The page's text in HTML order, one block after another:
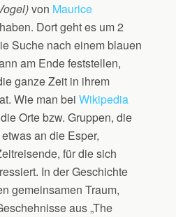
von Maurice
Dort geht es um 2
Suche nach einem blauen
am Ende feststellen,
ganze Zeit in ihrem
Wie man beiWikipedia
Orte bzw. Gruppen, die
an die Esper,
für die sich
In der Geschichte
gemeinsamen Traum,
aus „The